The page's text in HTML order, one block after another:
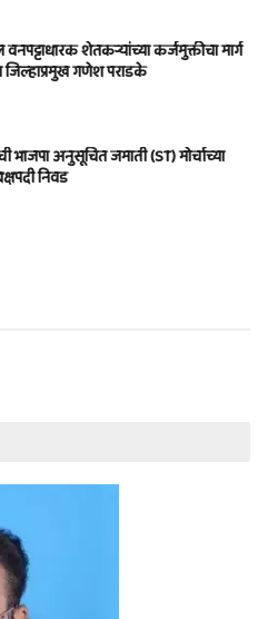
शेतकऱ्यांच्या कर्जमुक्तीचा मार्ग
गणेश पराडके
भाजपा अनुसूचित जमाती (ST) मोर्चाच्या
निवड